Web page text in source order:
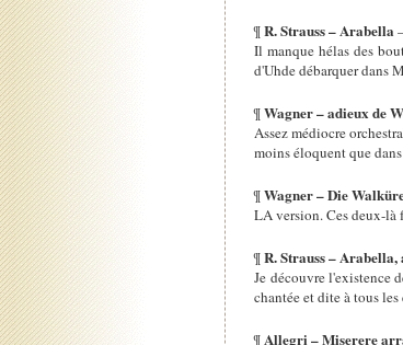
¶R. Strauss – Arabella
Il manque hélas des
d'Uhde débarquer dans
¶Wagner – adieux de
Assez médiocre
moins éloquent que
¶Wagner – Die
LA version. Ces deux-là
¶R. Strauss – Arabella,
Je découvre l'existence
chantée et dite à tous
¶Allegri – Miserere